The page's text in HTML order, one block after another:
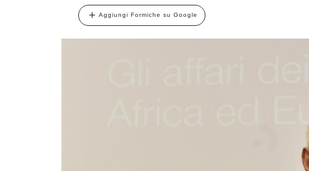
Aggiungi Formiche su Google